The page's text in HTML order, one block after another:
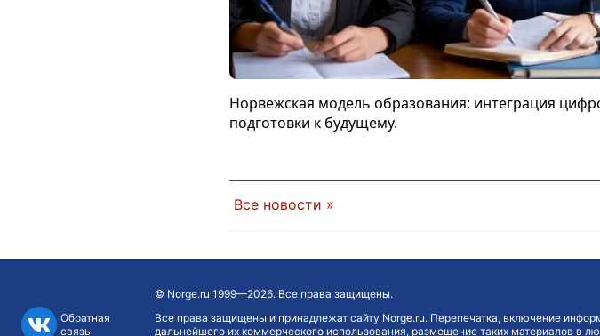
Норвежская модель образования: интеграция
подготовки к будущему.
Все новости »
Обратная
связь
© Norge.ru 1999—2026. Все права защищены.
Все права защищены и принадлежат сайту Norge.ru. Перепечатка, включение
дальнейшего их коммерческого использования, размещение таких материалов в